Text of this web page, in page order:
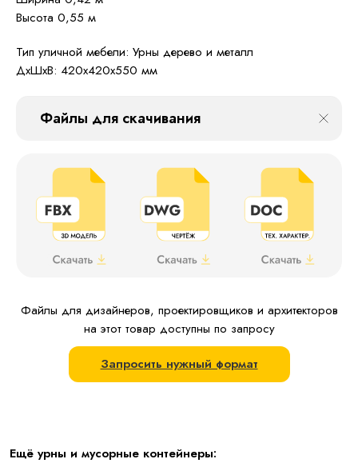
Высота 0,55 м
Тип уличной мебели: Урны дерево и металл
ДxШxВ: 420x420x550 мм
Файлы для скачивания
Файлы для дизайнеров, проектировщиков и архитекторов
на этот товар доступны по запросу
Запросить нужный формат
Ещё урны и мусорные контейнеры: